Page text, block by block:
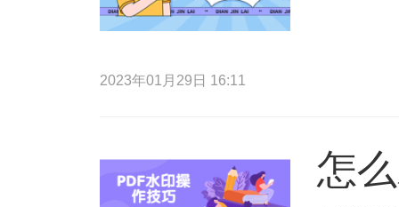
2023年01月29日 16:11
怎